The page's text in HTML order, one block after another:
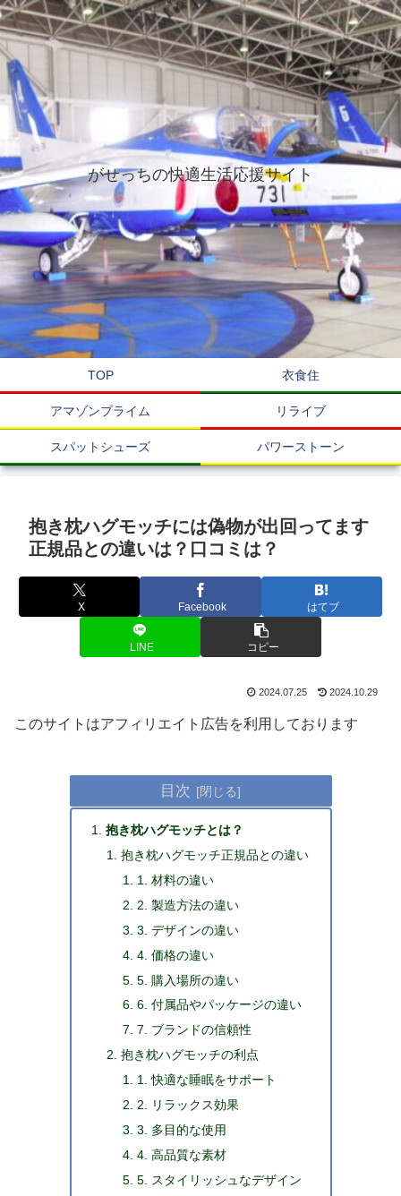
がせっちの快適生活応援サイト
TOP 衣食住
アマゾンプライム リライブ
スパットシューズ パワーストーン
抱き枕ハグモッチには偽物が出回ってます
正規品との違いは？口コミは？
X Facebook はてブ
LINE コピー
2024.07.25 2024.10.29
このサイトはアフィリエイト広告を利用しております
目次
抱き枕ハグモッチとは？
抱き枕ハグモッチ正規品との違い
1. 材料の違い
2. 製造方法の違い
3. デザインの違い
4. 価格の違い
5. 購入場所の違い
6. 付属品やパッケージの違い
7. ブランドの信頼性
抱き枕ハグモッチの利点
1. 快適な睡眠をサポート
2. リラックス効果
3. 多目的な使用
4. 高品質な素材
5. スタイリッシュなデザイン